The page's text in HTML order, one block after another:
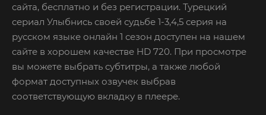
сайта, бесплатно и без регистрации. Турецкий
сериал Улыбнись своей судьбе 1-3,4,5 серия на
русском языке онлайн 1 сезон доступен на нашем
сайте в хорошем качестве HD 720. При просмотре
вы можете выбрать субтитры, а также любой
формат доступных озвучек выбрав
соответствующую вкладку в плеере.